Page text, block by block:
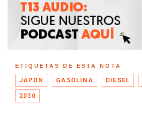
ETIQUETAS DE ESTA NOTA
JAPÓN GASOLINA DIESEL
2030